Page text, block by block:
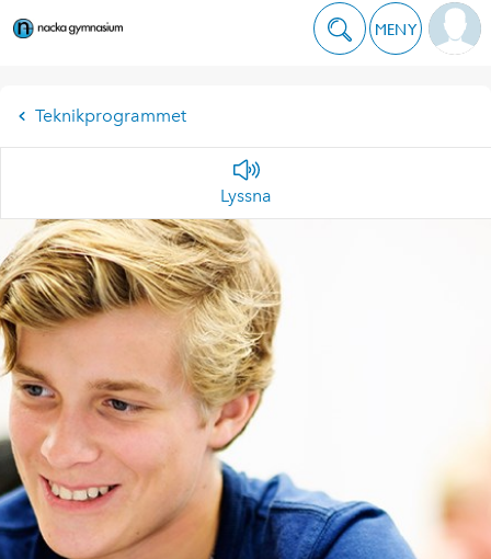
MENY
Teknikprogrammet
Lyssna